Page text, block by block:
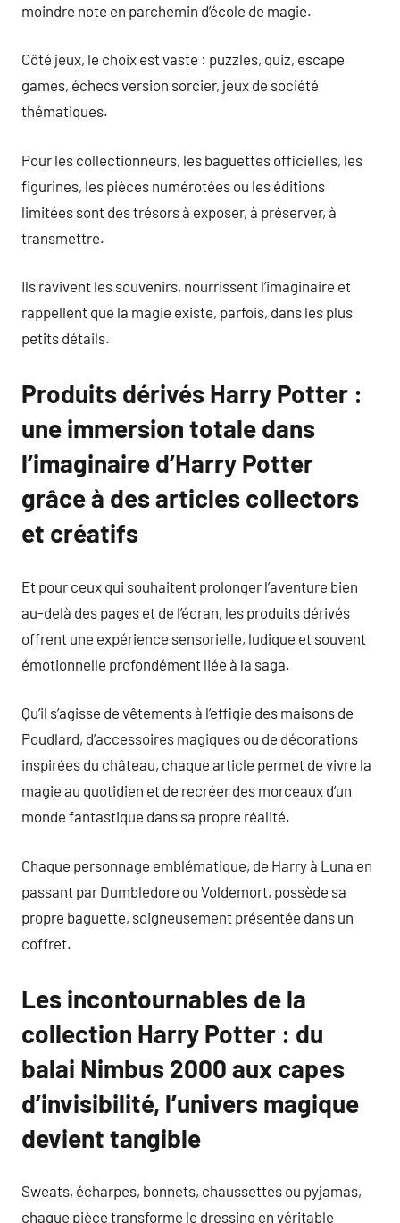
moindre note en parchemin d’école de magie.
Côté jeux, le choix est vaste : puzzles, quiz, escape
games, échecs version sorcier, jeux de société
thématiques.
Pour les collectionneurs, les baguettes officielles, les
figurines, les pièces numérotées ou les éditions
limitées sont des trésors à exposer, à préserver, à
transmettre.
Ils ravivent les souvenirs, nourrissent l’imaginaire et
rappellent que la magie existe, parfois, dans les plus
petits détails.
Produits dérivés Harry Potter :
une immersion totale dans
l’imaginaire d’Harry Potter
grâce à des articles collectors
et créatifs
Et pour ceux qui souhaitent prolonger l’aventure bien
au-delà des pages et de l’écran, les produits dérivés
offrent une expérience sensorielle, ludique et souvent
émotionnelle profondément liée à la saga.
Qu’il s’agisse de vêtements à l’effigie des maisons de
Poudlard, d’accessoires magiques ou de décorations
inspirées du château, chaque article permet de vivre la
magie au quotidien et de recréer des morceaux d’un
monde fantastique dans sa propre réalité.
Chaque personnage emblématique, de Harry à Luna en
passant par Dumbledore ou Voldemort, possède sa
propre baguette, soigneusement présentée dans un
coffret.
Les incontournables de la
collection Harry Potter : du
balai Nimbus 2000 aux capes
d’invisibilité, l’univers magique
devient tangible
Sweats, écharpes, bonnets, chaussettes ou pyjamas,
chaque pièce transforme le dressing en véritable